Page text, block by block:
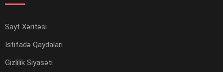
Sayt Xəritəsi
İstifadə Qaydaları
Gizlilik Siyasəti